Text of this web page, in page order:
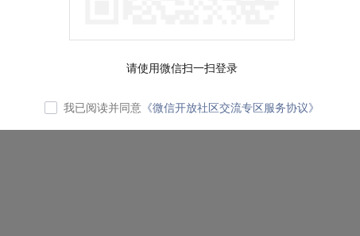
请使用微信扫一扫登录
我已阅读并同意 《微信开放社区交流专区服务协议》